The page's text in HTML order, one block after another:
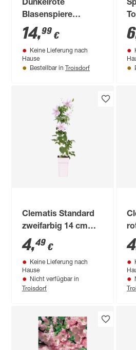
Dunkelrote
Blasenspiere
'Diabolo®', 19 cm
Topf
14,99 €
Keine Lieferung nach
Hause
Bestellbar in Troisdorf
6
Clematis Standard
zweifarbig 14 cm
Topf
4,49 €
Keine Lieferung nach
Hause
Nicht verfügbar in
Troisdorf
4